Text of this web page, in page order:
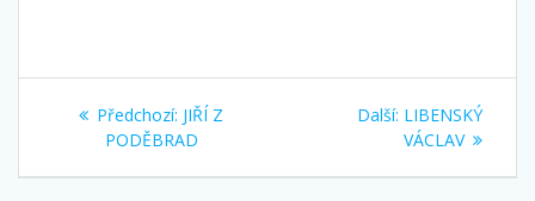
Navigace
Předchozí: Předchozí
příspěvek:
JIŘÍ Z
PODĚBRAD
Další: Další
příspěvek:
LIBENSKÝ
VÁCLAV